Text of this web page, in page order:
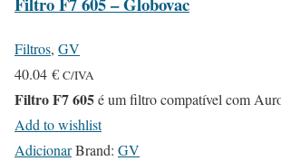
Filtros, GV
40.04 € C/IVA
Filtro F7 605é um filtro compatível com
Add to wishlist
AdicionarBrand: GV